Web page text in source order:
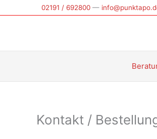
Inhalt
02191 / 692800 —
Kontakt /